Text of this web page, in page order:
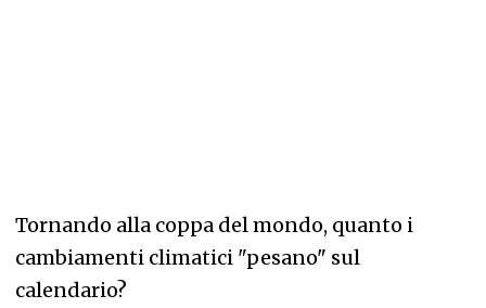
Tornando alla coppa del mondo, quanto i
cambiamenti climatici "pesano" sul
calendario?